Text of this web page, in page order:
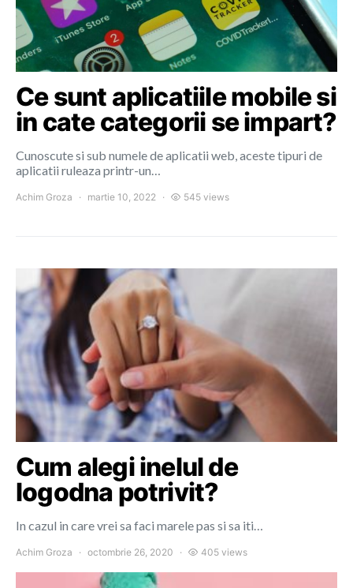
Ce sunt aplicatiile mobile si
in cate categorii se impart?
Cunoscute si sub numele de aplicatii web, aceste tipuri de
aplicatii ruleaza printr-un…
Achim Groza martie 10, 2022 545 views
Cum alegi inelul de
logodna potrivit?
In cazul in care vrei sa faci marele pas si sa iti…
Achim Groza octombrie 26, 2020 405 views